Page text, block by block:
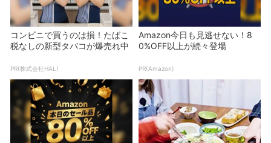
コンビニで買うのは損！たばこ
税なしの新型タバコが爆売れ中
PR(株式会社HAL)
Amazon今日も見逃せない！8
0%OFF以上が続々登場
PR(Amazon)